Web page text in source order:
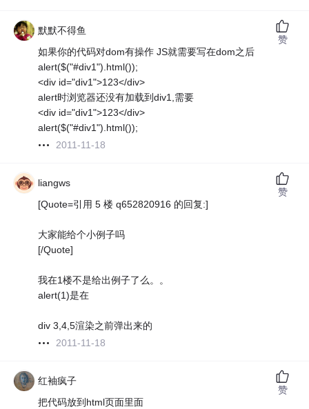
默默不得鱼
如果你的代码对dom有操作 JS就需要写在dom之后
alert($("#div1").html());
<div id="div1">123</div>
alert时浏览器还没有加载到div1,需要
<div id="div1">123</div>
alert($("#div1").html());
2011-11-18
赞
liangws
[Quote=引用 5 楼 q652820916 的回复:]
大家能给个小例子吗
[/Quote]
我在1楼不是给出例子了么。。
alert(1)是在
div 3,4,5渲染之前弹出来的
2011-11-18
赞
红袖疯子
把代码放到html页面里面
赞